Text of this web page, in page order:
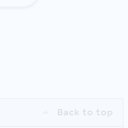
Back to top